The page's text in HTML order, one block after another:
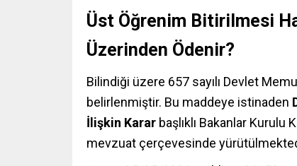
Üst Öğrenim Bitirilmesi
Üzerinden Ödenir?
Bilindiği üzere 657 sayılı Devlet
belirlenmiştir. Bu maddeye istinaden
İlişkin Karar başlıklı Bakanlar Kurulu
mevzuat çerçevesinde